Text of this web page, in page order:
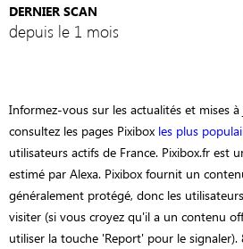
DERNIER SCAN
depuis le 1 mois
Informez-vous sur les actualités et mises
consultez les pages Pixibox les plus
utilisateurs actifs de France. Pixibox.fr est
estimé par Alexa. Pixibox fournit un
généralement protégé, donc les
visiter (si vous croyez qu'il a un contenu
utiliser la touche 'Report' pour le signaler).